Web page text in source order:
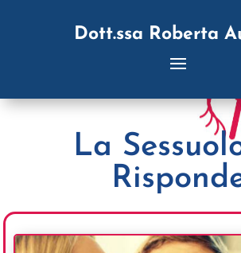
Dott.ssa Roberta
La